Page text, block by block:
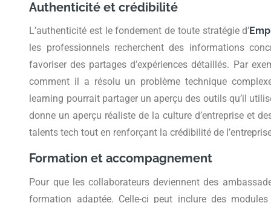
Authenticité et crédibilité
L’authenticité est le fondement de toute stratégie d’
les professionnels recherchent des informations
favoriser des partages d’expériences détaillés. Par
comment il a résolu un problème technique
learning pourrait partager un aperçu des outils qu’il
donne un aperçu réaliste de la culture d’entreprise et
talents tech tout en renforçant la crédibilité de
Formation et accompagnement
Pour que les collaborateurs deviennent des
formation adaptée. Celle-ci peut inclure des